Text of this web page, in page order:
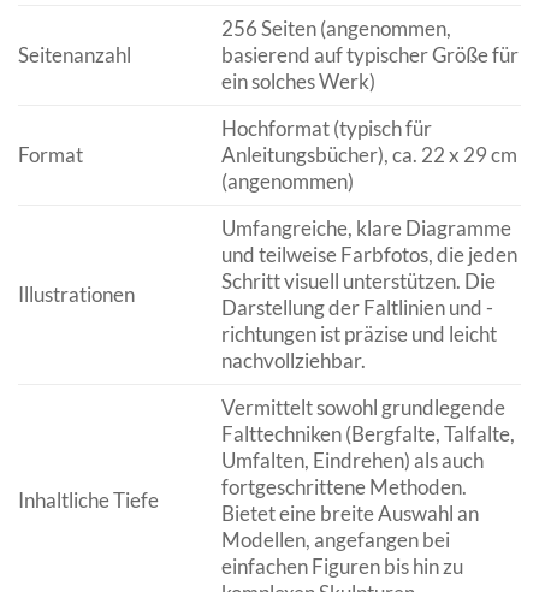
Seitenanzahl
256 Seiten (angenommen,
basierend auf typischer Größe für
ein solches Werk)
Format
Hochformat (typisch für
Anleitungsbücher), ca. 22 x 29 cm
(angenommen)
Illustrationen
Umfangreiche, klare Diagramme
und teilweise Farbfotos, die jeden
Schritt visuell unterstützen. Die
Darstellung der Faltlinien und -
richtungen ist präzise und leicht
nachvollziehbar.
Inhaltliche Tiefe
Vermittelt sowohl grundlegende
Falttechniken (Bergfalte, Talfalte,
Umfalten, Eindrehen) als auch
fortgeschrittene Methoden.
Bietet eine breite Auswahl an
Modellen, angefangen bei
einfachen Figuren bis hin zu